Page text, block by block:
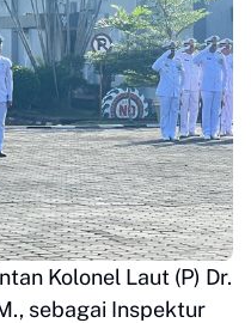
Kolonel Laut (P) Dr.
sebagai Inspektur